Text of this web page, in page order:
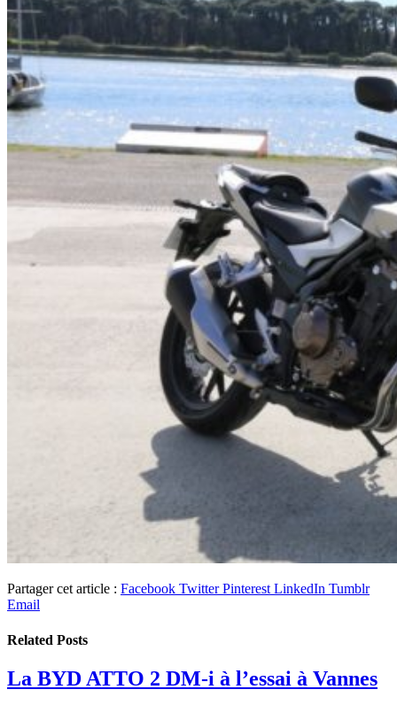
Partager cet article : Facebook Twitter Pinterest LinkedIn Tumblr
Email
Related Posts
La BYD ATTO 2 DM-i à l’essai à Vannes